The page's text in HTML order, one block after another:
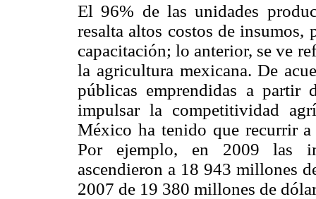
El 96% de las unidades
resalta altos costos de insumos,
capacitación; lo anterior, se ve
la agricultura mexicana. De
públicas emprendidas a
impulsar la competitividad
México ha tenido que recurrir a
Por ejemplo, en 2009 las
ascendieron a 18 943 millones
2007 de 19 380 millones de